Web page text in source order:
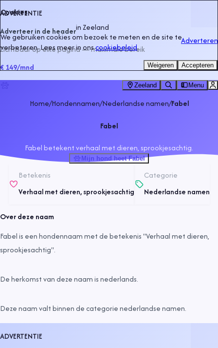
ADVERTENTIE
Adverteer in de headerinZeeland
Zichtbaar op elke pagina — maximale bereik
€ 149/mnd
Adverteren
Zeeland Menu
Home/Hondennamen/Nederlandse namen/Fabel
Fabel
Fabel betekent verhaal met dieren, sprookjesachtig.
Mijn hond heet Fabel
Betekenis
Verhaal met dieren, sprookjesachtig
Categorie
Nederlandse namen
Over deze naam
Fabel is een hondennaam met de betekenis "Verhaal met dieren,
sprookjesachtig".
De herkomst van deze naam isnederlands.
Deze naam valt binnen de categorienederlandse namen.
ADVERTENTIE
Cookies
We gebruiken cookies om bezoek te meten en de site te
verbeteren. Lees meer in onscookiebeleid.
Weigeren Accepteren